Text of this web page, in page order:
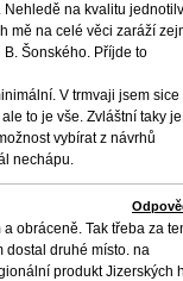
na kvalitu
mě na celé věci zaráží
Šonského. Příjde to
V trmvaji jsem sice
to je vše. Zvláštní taky
vybírat z návrhů
nechápu.
obráceně. Tak třeba za
dostal druhé místo. na
produkt Jizerských